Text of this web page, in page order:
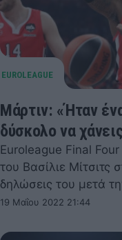
Μάρτιν: «Ήταν
δύσκολο να
Euroleague Final
του Βασίλιε
δηλώσεις του μετά
19 Μαΐου 2022 21:44